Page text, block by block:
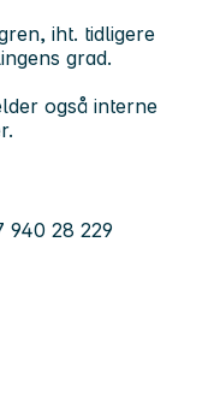
iht. tidligere
grad.
også interne
940 28 229